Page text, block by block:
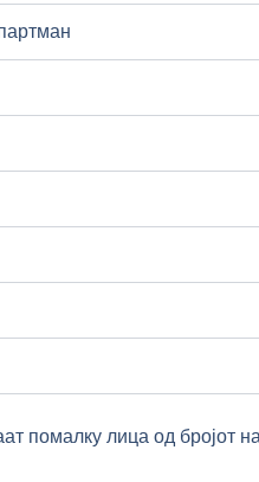
помалку лица од бројот